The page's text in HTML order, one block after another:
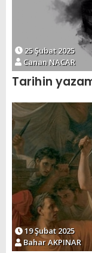
25 Şubat 2025
Canan NACAR
Tarihin
19 Şubat 2025
Bahar AKPINAR